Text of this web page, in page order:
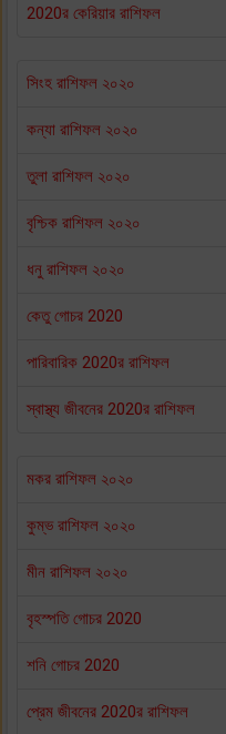
2020র কেরিয়ার রাশিফল
সিংহ রাশিফল ২০২০
কন্যা রাশিফল ২০২০
তুলা রাশিফল ২০২০
বৃশ্চিক রাশিফল ২০২০
ধনু রাশিফল ২০২০
কেতু গোচর 2020
পারিবারিক 2020র রাশিফল
স্বাস্থ্য জীবনের 2020র রাশিফল
মকর রাশিফল ২০২০
কুম্ভ রাশিফল ২০২০
মীন রাশিফল ২০২০
বৃহস্পতি গোচর 2020
শনি গোচর 2020
প্রেম জীবনের 2020র রাশিফল